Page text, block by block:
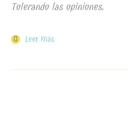
Tolerando las opiniones.
Leer Más